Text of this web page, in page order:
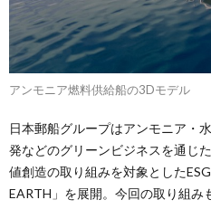
アンモニア燃料供給船の3Dモデル
日本郵船グループはアンモニア・
発などのグリーンビジネスを通じ
値創造の取り組みを対象とした
EARTH」を展開。今回の取り組み